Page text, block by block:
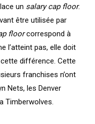
un salary cap floor.
être utilisée par
floorcorrespond à
l’atteint pas, elle doit
différence. Cette
franchises n’ont
Nets, les Denver
Timberwolves.